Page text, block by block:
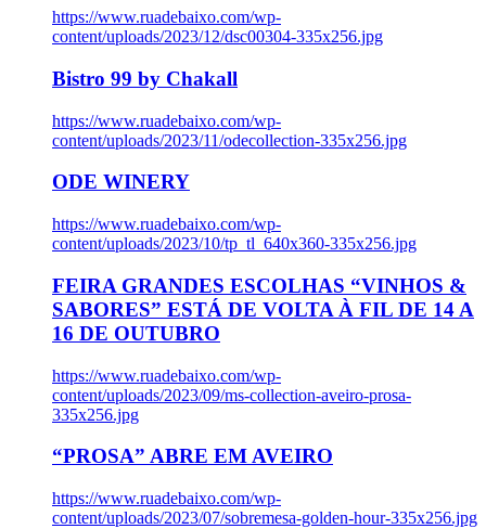
https://www.ruadebaixo.com/wp-
content/uploads/2023/12/dsc00304-335x256.jpg
Bistro 99 by Chakall
https://www.ruadebaixo.com/wp-
content/uploads/2023/11/odecollection-335x256.jpg
ODE WINERY
https://www.ruadebaixo.com/wp-
content/uploads/2023/10/tp_tl_640x360-335x256.jpg
FEIRA GRANDES ESCOLHAS “VINHOS &
SABORES” ESTÁ DE VOLTA À FIL DE 14 A
16 DE OUTUBRO
https://www.ruadebaixo.com/wp-
content/uploads/2023/09/ms-collection-aveiro-prosa-
335x256.jpg
“PROSA” ABRE EM AVEIRO
https://www.ruadebaixo.com/wp-
content/uploads/2023/07/sobremesa-golden-hour-335x256.jpg